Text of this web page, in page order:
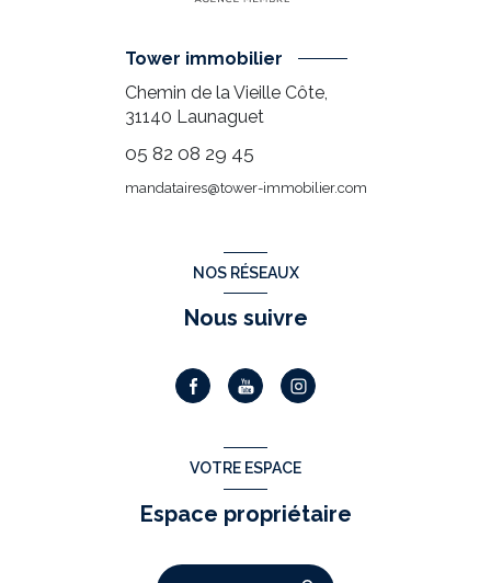
Tower immobilier
Chemin de la Vieille Côte,
31140 Launaguet
05 82 08 29 45
mandataires@tower-immobilier.com
NOS RÉSEAUX
Nous suivre
VOTRE ESPACE
Espace propriétaire